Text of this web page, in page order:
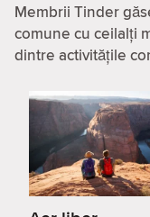
Membrii Tinder
comune cu ceilalți
dintre activitățile